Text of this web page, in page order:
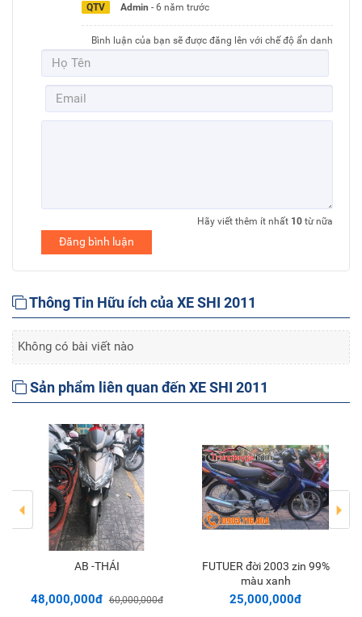
QTV Admin - 6 năm trước
Bình luận của bạn sẽ được đăng lên với chế độ ẩn danh
Hãy viết thêm ít nhất 10 từ nữa
Đăng bình luận
Thông Tin Hữu ích của XE SHI 2011
Không có bài viết nào
Sản phẩm liên quan đến XE SHI 2011
Thêm vào giỏ
AB -THÁI
48,000,000đ 60,000,000đ
Thêm vào giỏ
FUTUER đời 2003 zin 99%
màu xanh
25,000,000đ